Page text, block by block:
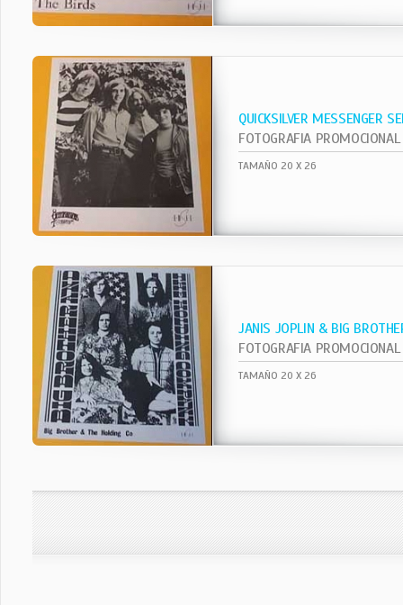
QUICKSILVER MESSENGER
FOTOGRAFIA PROMOCIONAL
TAMAÑO 20 X 26
JANIS JOPLIN & BIG
FOTOGRAFIA PROMOCIONAL
TAMAÑO 20 X 26